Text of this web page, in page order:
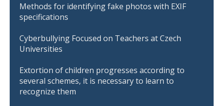
Methods for identifying fake photos with EXIF
specifications
Cyberbullying Focused on Teachers at Czech
Universities
Extortion of children progresses according to
several schemes, it is necessary to learn to
recognize them